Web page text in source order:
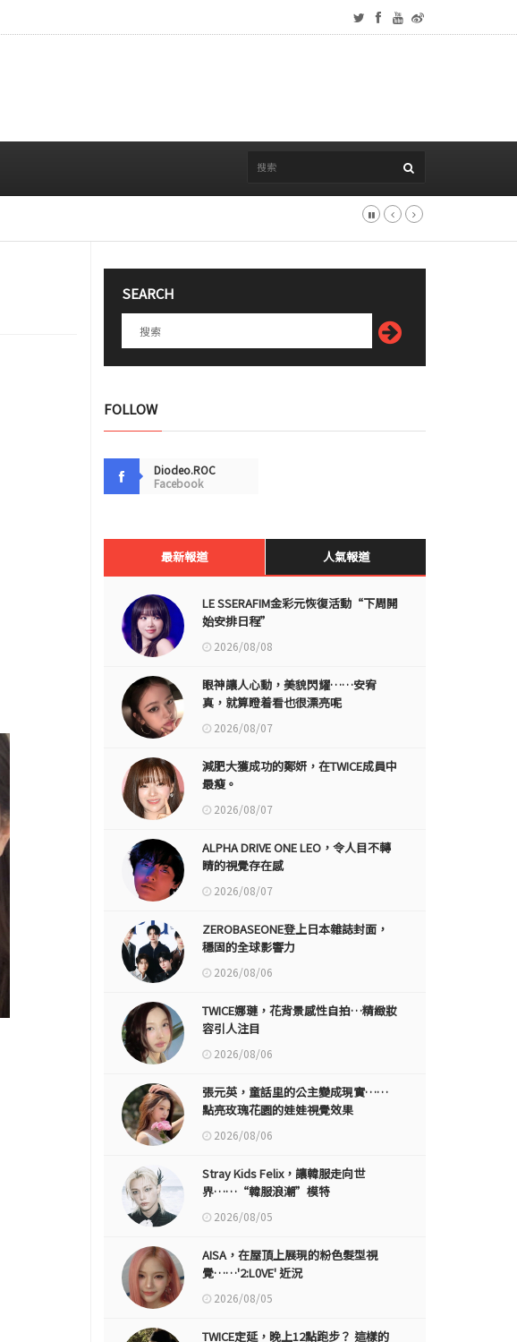
SEARCH
FOLLOW
Diodeo.ROC
Facebook
最新報道 人氣報道
LE SSERAFIM金彩元恢復活動“下周開
始安排日程”
2026/08/08
眼神讓人心動，美貌閃耀……安宥
真，就算瞪着看也很漂亮呢
2026/08/07
減肥大獲成功的鄭妍，在TWICE成員中
最瘦。
2026/08/07
ALPHA DRIVE ONE LEO，令人目不轉
睛的視覺存在感
2026/08/07
ZEROBASEONE登上日本雜誌封面，
穩固的全球影響力
2026/08/06
TWICE娜璉，花背景感性自拍…精緻妝
容引人注目
2026/08/06
張元英，童話里的公主變成現實……
點亮玫瑰花園的娃娃視覺效果
2026/08/06
Stray Kids Felix，讓韓服走向世
界……“韓服浪潮”模特
2026/08/05
AISA，在屋頂上展現的粉色髮型視
覺……'2:L0VE' 近況
2026/08/05
TWICE定延，晚上12點跑步？ 這樣的